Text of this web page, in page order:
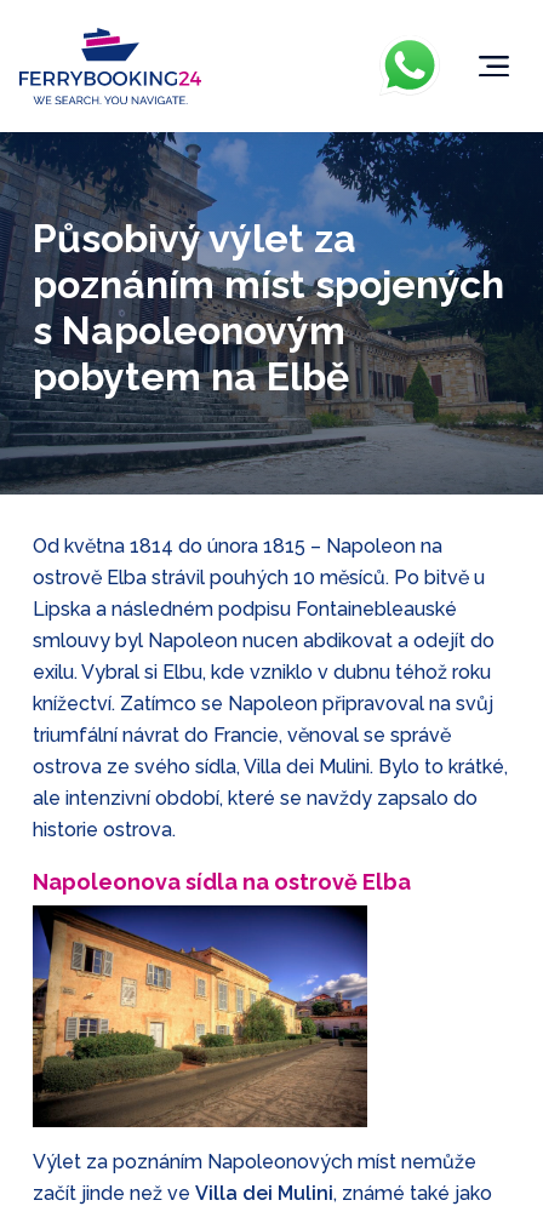
Působivý výlet za
poznáním míst spojených
s Napoleonovým
pobytem na Elbě
Od května 1814 do února 1815 – Napoleon na
ostrově Elba strávil pouhých 10 měsíců. Po bitvě u
Lipska a následném podpisu Fontainebleauské
smlouvy byl Napoleon nucen abdikovat a odejít do
exilu. Vybral si Elbu, kde vzniklo v dubnu téhož roku
knížectví. Zatímco se Napoleon připravoval na svůj
triumfální návrat do Francie, věnoval se správě
ostrova ze svého sídla, Villa dei Mulini. Bylo to krátké,
ale intenzivní období, které se navždy zapsalo do
historie ostrova.
Napoleonova sídla na ostrově Elba
Výlet za poznáním Napoleonových míst nemůže
začít jinde než ve Villa dei Mulini, známé také jako